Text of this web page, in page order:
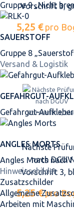
Gruppe 9 „Nicht
SAUERSTOFF
Gruppe 8
Versand & Logistik
GEFAHRGUT-
Gefahrgut-
ANGLES MORTS
Angles Morts nach
Hinweisschilder
Zusatzschilder
Allgemeine
Arbeiten mit
Vorschrift 3,
5,25 € pro
Nächste
nach DGUV
Vorschrift 3,
5,25 €pro